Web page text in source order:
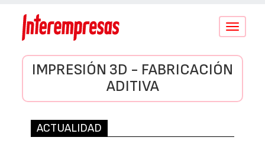
Conmutar
IMPRESIÓN 3D - FABRICACIÓN
ADITIVA
ACTUALIDAD